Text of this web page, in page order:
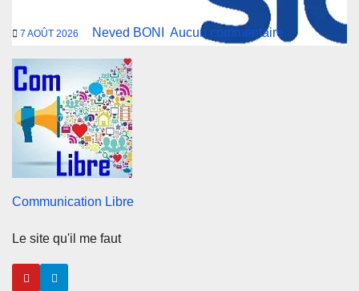
7 AOÛT 2026 Neved BONI Aucun commentaire
Communication Libre
Le site qu'il me faut